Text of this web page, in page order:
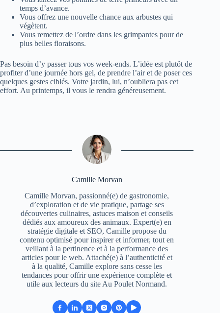
temps d’avance.
Vous offrez une nouvelle chance aux arbustes qui
végètent.
Vous remettez de l’ordre dans les grimpantes pour de
plus belles floraisons.
Pas besoin d’y passer tous vos week-ends. L’idée est plutôt de
profiter d’une journée hors gel, de prendre l’air et de poser ces
quelques gestes ciblés. Votre jardin, lui, n’oubliera pas cet
effort. Au printemps, il vous le rendra généreusement.
Camille Morvan
Camille Morvan, passionné(e) de gastronomie,
d’exploration et de vie pratique, partage ses
découvertes culinaires, astuces maison et conseils
dédiés aux amoureux des animaux. Expert(e) en
stratégie digitale et SEO, Camille propose du
contenu optimisé pour inspirer et informer, tout en
veillant à la pertinence et à la performance des
articles pour le web. Attaché(e) à l’authenticité et
à la qualité, Camille explore sans cesse les
tendances pour offrir une expérience complète et
utile aux lecteurs du site Au Poulet Normand.